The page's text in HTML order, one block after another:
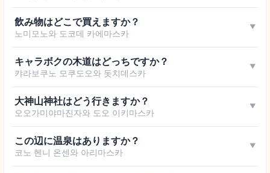
飲み物はどこで買えますか？
노미모노와 도코데 카에마스카
▼
キャラボクの木道はどっちですか？
캬라보쿠노 모쿠도오와 돗치데스카
▼
大神山神社はどう行きますか？
오오가미야마진자와 도오 이키마스카
▼
この辺に温泉はありますか？
코노 헨니 온센와 아리마스카
▼